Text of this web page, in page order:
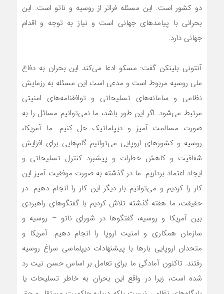
دو کشور است. این مسئله فراتر از روسیه و ناتو است. این
بحرانی با پیامد‌های جهانی است و نیاز به توجه و اقدام
جهانی دارد.
آنتونی بلینکن گفت: مسکو ادعا می‌کند این بحران به دفاع
ملی روسیه مربوط است و مدعی است این مسئله به رزمایش
نظامی و سامانه‌های تسلیحاتی و توافقنامه‌های امنیتی
مرتبط می‌شود. اگر این طور باشد، ما نمی‌توانیم مسائل را به
صورت مسالمت آمیز و دیپلماتیک حل کنیم. ما آمریکا،
روسیه و کشور‌های اروپایی می‌توانیم گام‌هایی برای افزایش
شفافیت و کاهش خطرات و پیشبرد کنترل تسلیحاتی و
ایجاد اعتماد برداریم. ما در گذشته به صورت موفقیت آمیز این
کار را کردیم و می‌توانیم بار دیگر این کار را انجام دهیم. در
حقیقت، ما هفته گذشته تلاش کردیم با گفتگو‌های راهبردی
بین آمریکا و روسیه، گفتگو‌ها در شورای ناتو – روسیه و
سازمان همکاری و امنیت اروپا را انجام دهیم. آمریکا و
متحدان اروپایی بار‌ها با پیشنهادات دیپلماسی سراغ روسیه
رفتند. تاکنون آمادگی ما برای تعامل بر اساس حسن نیت رد
شده است، زیرا در واقع این بحران به خاطر تسلیحات یا